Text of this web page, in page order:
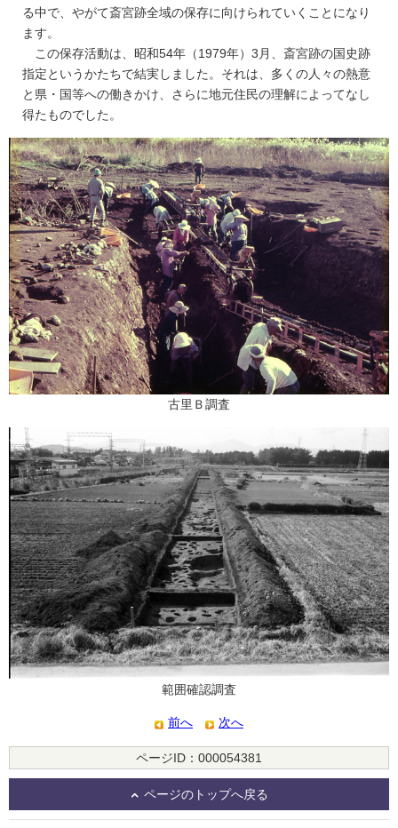
る中で、やがて斎宮跡全域の保存に向けられていくことになり
ます。
この保存活動は、昭和54年（1979年）3月、斎宮跡の国史跡
指定というかたちで結実しました。それは、多くの人々の熱意
と県・国等への働きかけ、さらに地元住民の理解によってなし
得たものでした。
古里Ｂ調査
範囲確認調査
前へ 次へ
ページID：000054381
ページのトップへ戻る